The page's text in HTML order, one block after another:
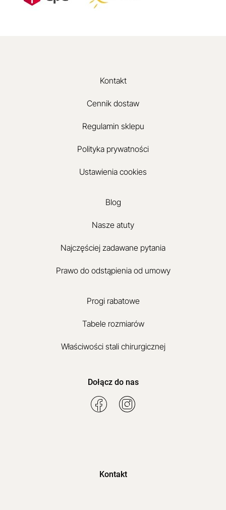
Kontakt
Cennik dostaw
Regulamin sklepu
Polityka prywatności
Ustawienia cookies
Blog
Nasze atuty
Najczęściej zadawane pytania
Prawo do odstąpienia od umowy
Progi rabatowe
Tabele rozmiarów
Właściwości stali chirurgicznej
Dołącz do nas
Kontakt